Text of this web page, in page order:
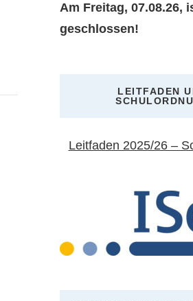
Am Freitag, 07.08.26,
geschlossen!
LEITFADEN
Leitfaden 2025/26 –